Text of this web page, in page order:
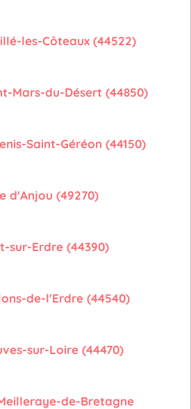
les-Côteaux (44522)
Mars-du-Désert (44850)
Saint-Géréon (44150)
d'Anjou (49270)
sur-Erdre (44390)
de-l'Erdre (44540)
sur-Loire (44470)
de-Bretagne